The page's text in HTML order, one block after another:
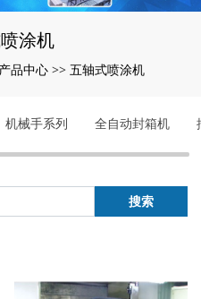
涂机
产品中心 >> 五轴式喷涂机
机械手系列 全自动封箱机
搜索